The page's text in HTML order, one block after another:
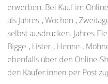
erwerben. Bei Kauf im
als Jahres-, Wochen-,
selbst ausdrucken. Jahres-
Bigge-, Lister-, Henne-,
ebenfalls über den Online-
den Käufer:innen per Post